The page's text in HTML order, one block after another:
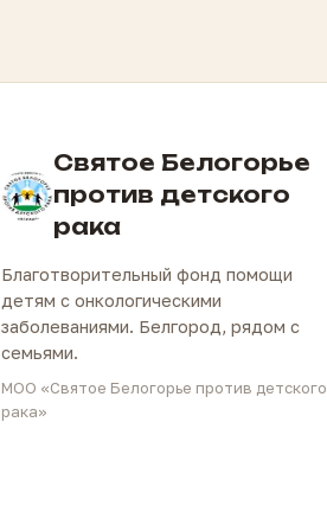
Святое Белогорье
против детского
рака
Благотворительный фонд помощи
детям с онкологическими
заболеваниями. Белгород, рядом с
семьями.
МОО «Святое Белогорье против детского
рака»